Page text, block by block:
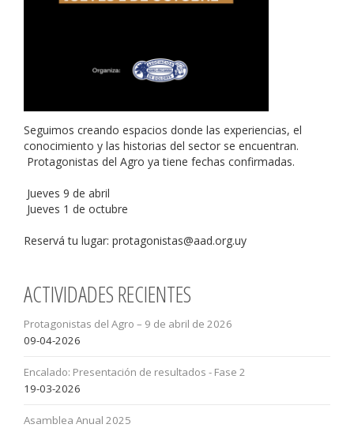
Seguimos creando espacios donde las experiencias, el
conocimiento y las historias del sector se encuentran.
Protagonistas del Agro ya tiene fechas confirmadas.
Jueves 9 de abril
Jueves 1 de octubre
Reservá tu lugar: protagonistas@aad.org.uy
ACTIVIDADES RECIENTES
Protagonistas del Agro – 9 de abril de 2026
09-04-2026
Encalado: Presentación de resultados - Fase 2
19-03-2026
Asamblea Anual 2025